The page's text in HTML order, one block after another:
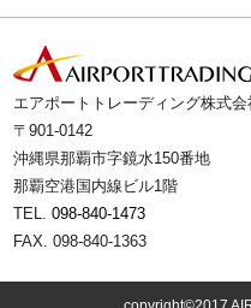
エアポートトレーディング株式会
〒901-0142
沖縄県那覇市字鏡水150番地
那覇空港国内線ビル1階
TEL.098-840-1473
FAX. 098-840-1363